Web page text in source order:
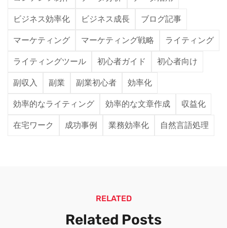
ビジネス効率化 ビジネス成長 ブログ記事
マーケティング マーケティング戦略 ライティング
ライティングツール 初心者ガイド 初心者向け
副収入 副業 副業初心者 効率化
効率的なライティング 効率的な文章作成 収益化
在宅ワーク 成功事例 業務効率化 自然言語処理
RELATED
Related Posts